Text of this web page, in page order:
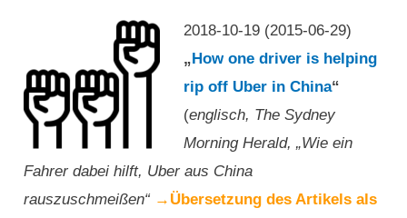
2018-10-19 (2015-06-29)
„How one driver is helping
rip off Uber in China“
(englisch, The Sydney
Morning Herald, „Wie ein
Fahrer dabei hilft, Uber aus China
rauszuschmeißen“ →Übersetzung des Artikels als